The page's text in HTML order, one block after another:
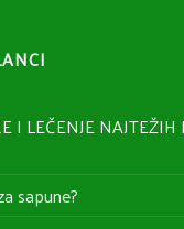
I LEČENJE
sapune?